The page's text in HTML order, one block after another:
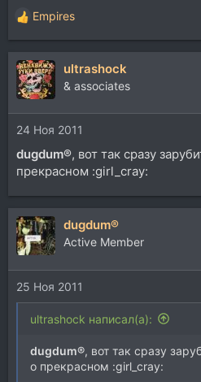
Р
е
а
к
ц
и
и
:
Empires
ultrashock
& associates
24 Ноя 2011
dugdum®, вот так сразу
прекрасном :girl_cray:
dugdum®
Active Member
25 Ноя 2011
ultrashock написал(а):
dugdum®, вот так сразу
о прекрасном :girl_cray: